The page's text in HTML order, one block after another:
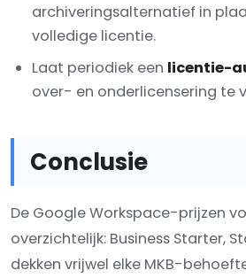
archiveringsalternatief in
volledige licentie.
Laat periodiek een licentie-
over- en onderlicensering te
Conclusie
De Google Workspace-prijzen
overzichtelijk: Business Starter,
dekken vrijwel elke MKB-